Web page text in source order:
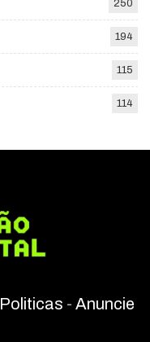
250
194
115
114
Politicas - Anuncie